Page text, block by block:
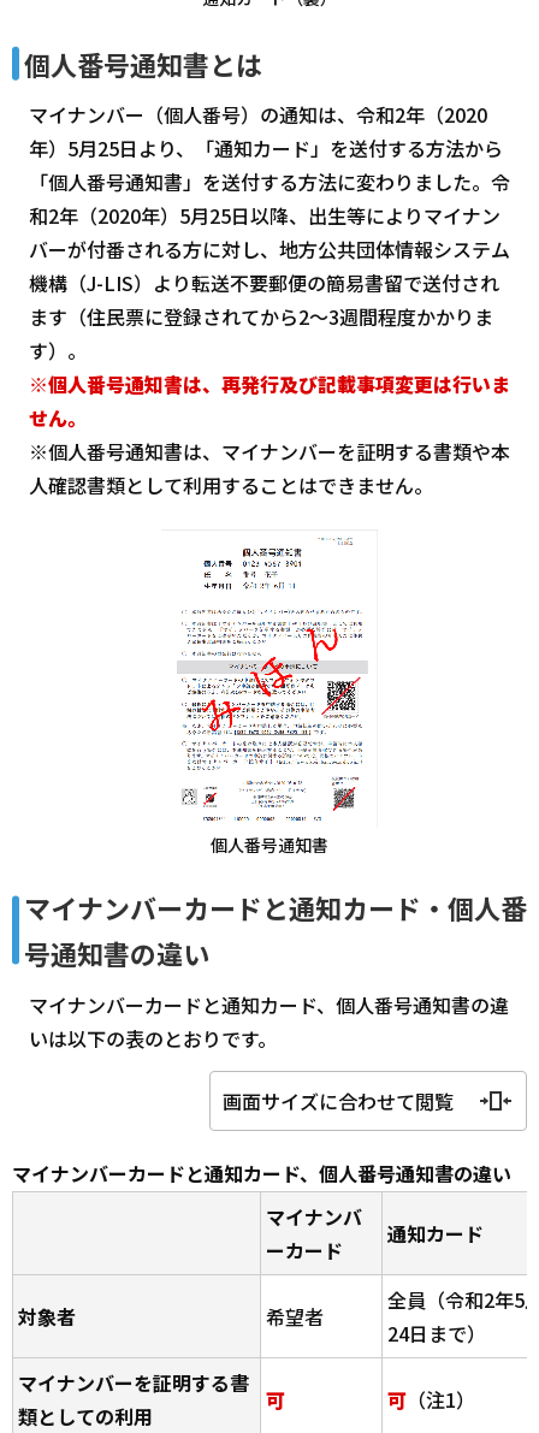
個人番号通知書とは
マイナンバー（個人番号）の通知は、令和2年（2020
年）5月25日より、「通知カード」を送付する方法から
「個人番号通知書」を送付する方法に変わりました。令
和2年（2020年）5月25日以降、出生等によりマイナン
バーが付番される方に対し、地方公共団体情報システム
機構（J-LIS）より転送不要郵便の簡易書留で送付され
ます（住民票に登録されてから2～3週間程度かかりま
す）。
※個人番号通知書は、再発行及び記載事項変更は行いま
せん。
※個人番号通知書は、マイナンバーを証明する書類や本
人確認書類として利用することはできません。
個人番号通知書
マイナンバーカードと通知カード・個人番
号通知書の違い
マイナンバーカードと通知カード、個人番号通知書の違
いは以下の表のとおりです。
画面サイズに合わせて閲覧
マイナンバーカードと通知カード、個人番号通知書の違い
マイナンバ
ーカード
通知カード
対象者 希望者
全員（令和2年5
24日まで）
マイナンバーを証明する書
類としての利用
可 可 （注1）